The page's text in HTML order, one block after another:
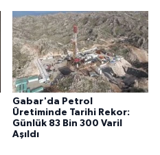
Gabar'da Petrol
Üretiminde Tarihi Rekor:
Günlük 83 Bin 300 Varil
Aşıldı